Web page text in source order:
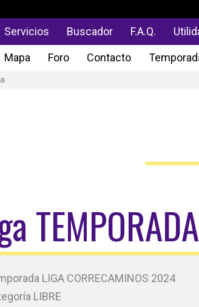
Servicios Buscador F.A.Q.
Mapa Foro Contacto
LIGA CORRECAMINOS 2024
LIBRE